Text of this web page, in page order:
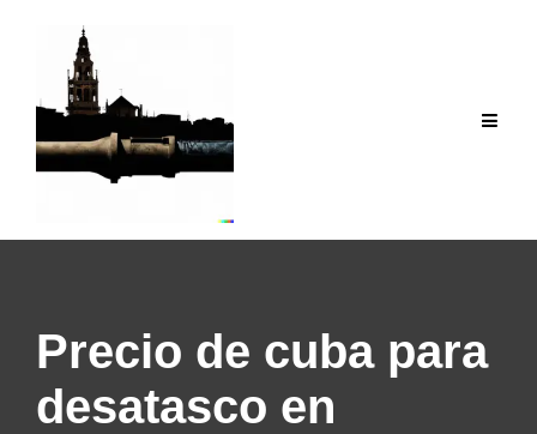
contenido
Precio de cuba para
desatasco en